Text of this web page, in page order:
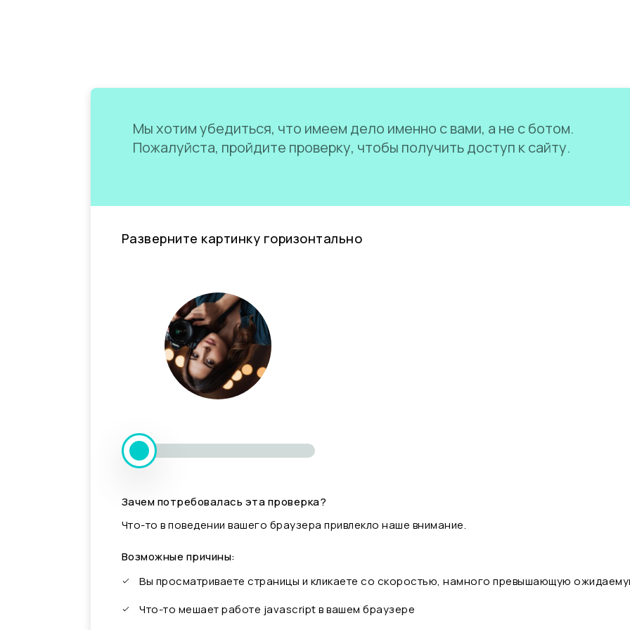
Мы хотим убедиться, что имеем дело именно с вами, а не с ботом.
Пожалуйста, пройдите проверку, чтобы получить доступ к сайту.
Разверните картинку горизонтально
Зачем потребовалась эта проверка?
Что-то в поведении вашего браузера привлекло наше внимание.
Возможные причины:
Вы просматриваете страницы и кликаете со скоростью, намного превышающую
Что-то мешает работе javascript в вашем браузере